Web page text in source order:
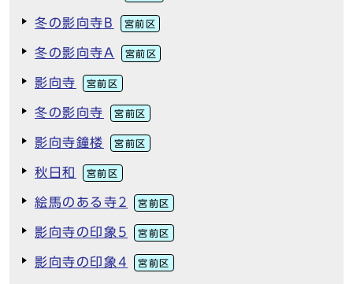
冬の影向寺B 宮前区
冬の影向寺A 宮前区
影向寺 宮前区
冬の影向寺 宮前区
影向寺鐘楼 宮前区
秋日和 宮前区
絵馬のある寺2 宮前区
影向寺の印象5 宮前区
影向寺の印象4 宮前区